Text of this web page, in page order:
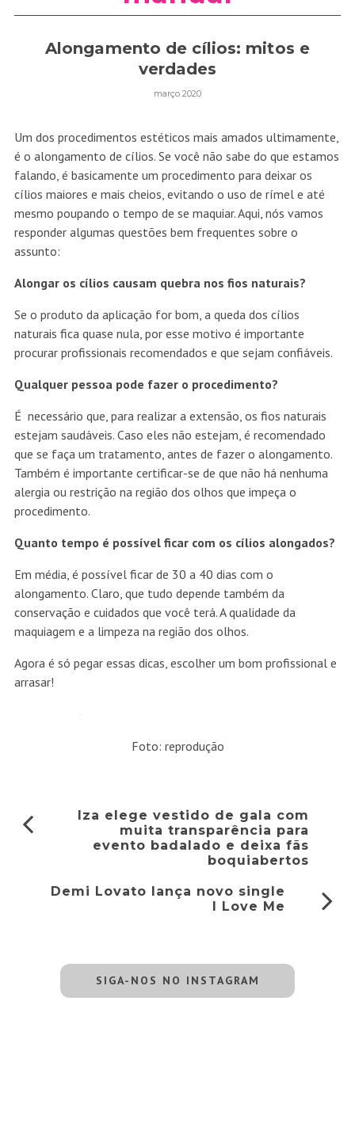
Alongamento de cílios: mitos e
verdades
março 2020
Um dos procedimentos estéticos mais amados ultimamente,
é o alongamento de cílios. Se você não sabe do que estamos
falando, é basicamente um procedimento para deixar os
cílios maiores e mais cheios, evitando o uso de rímel e até
mesmo poupando o tempo de se maquiar. Aqui, nós vamos
responder algumas questões bem frequentes sobre o
assunto:
Alongar os cílios causam quebra nos fios naturais?
Se o produto da aplicação for bom, a queda dos cílios
naturais fica quase nula, por esse motivo é importante
procurar profissionais recomendados e que sejam confiáveis.
Qualquer pessoa pode fazer o procedimento?
É necessário que, para realizar a extensão, os fios naturais
estejam saudáveis. Caso eles não estejam, é recomendado
que se faça um tratamento, antes de fazer o alongamento.
Também é importante certificar-se de que não há nenhuma
alergia ou restrição na região dos olhos que impeça o
procedimento.
Quanto tempo é possível ficar com os cílios alongados?
Em média, é possível ficar de 30 a 40 dias com o
alongamento. Claro, que tudo depende também da
conservação e cuidados que você terá. A qualidade da
maquiagem e a limpeza na região dos olhos.
Agora é só pegar essas dicas, escolher um bom profissional e
arrasar!
Foto: reprodução
Iza elege vestido de gala com
muita transparência para
evento badalado e deixa fãs
boquiabertos
Demi Lovato lança novo single
I Love Me
SIGA-NOS NO INSTAGRAM